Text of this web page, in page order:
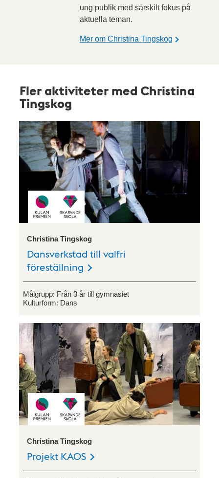
ung publik med särskilt fokus på
aktuella teman.
Mer om Christina Tingskog
Fler aktiviteter med Christina
Tingskog
Christina Tingskog
Dansverkstad till valfri
föreställning
Målgrupp: Från 3 år till gymnasiet
Kulturform: Dans
Christina Tingskog
Projekt KAOS